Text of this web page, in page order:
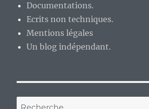
Documentations.
Ecrits non techniques.
Mentions légales
Un blog indépendant.
Recherche